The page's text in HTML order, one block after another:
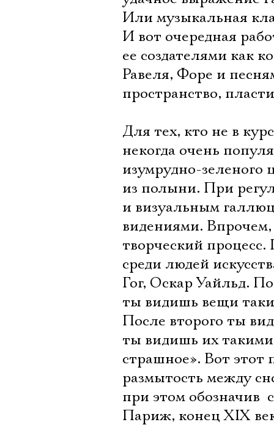
Или музыкальная
И вот очередная
ее создателями как
Равеля, Форе и
пространство,
Для тех, кто не в
некогда очень
изумрудно-зеленого
из полыни. При
и визуальным
видениями. Впрочем,
творческий
среди людей
Гог, Оскар Уайльд. По
ты видишь вещи
После второго ты
ты видишь их
страшное». Вот этот
размытость между
при этом обозначив
Париж, конец ХIХ